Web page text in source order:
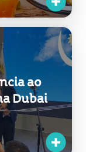
ao
Dubai